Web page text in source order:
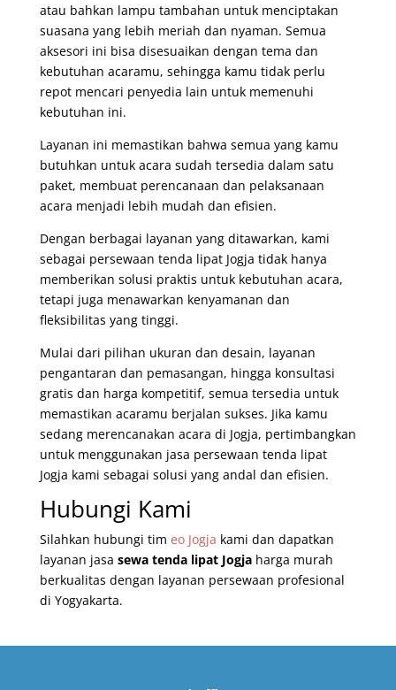
atau bahkan lampu tambahan untuk menciptakan
suasana yang lebih meriah dan nyaman. Semua
aksesori ini bisa disesuaikan dengan tema dan
kebutuhan acaramu, sehingga kamu tidak perlu
repot mencari penyedia lain untuk memenuhi
kebutuhan ini.
Layanan ini memastikan bahwa semua yang kamu
butuhkan untuk acara sudah tersedia dalam satu
paket, membuat perencanaan dan pelaksanaan
acara menjadi lebih mudah dan efisien.
Dengan berbagai layanan yang ditawarkan, kami
sebagai persewaan tenda lipat Jogja tidak hanya
memberikan solusi praktis untuk kebutuhan acara,
tetapi juga menawarkan kenyamanan dan
fleksibilitas yang tinggi.
Mulai dari pilihan ukuran dan desain, layanan
pengantaran dan pemasangan, hingga konsultasi
gratis dan harga kompetitif, semua tersedia untuk
memastikan acaramu berjalan sukses. Jika kamu
sedang merencanakan acara di Jogja, pertimbangkan
untuk menggunakan jasa persewaan tenda lipat
Jogja kami sebagai solusi yang andal dan efisien.
Hubungi Kami
Silahkan hubungi tim eo Jogja kami dan dapatkan
layanan jasa sewa tenda lipat Jogjaharga murah
berkualitas dengan layanan persewaan profesional
di Yogyakarta.